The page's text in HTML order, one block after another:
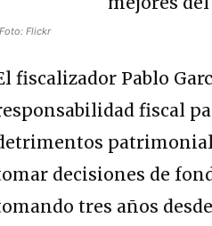
Foto: Flickr
fiscalizador Pablo
fiscal
decisiones de
tres años